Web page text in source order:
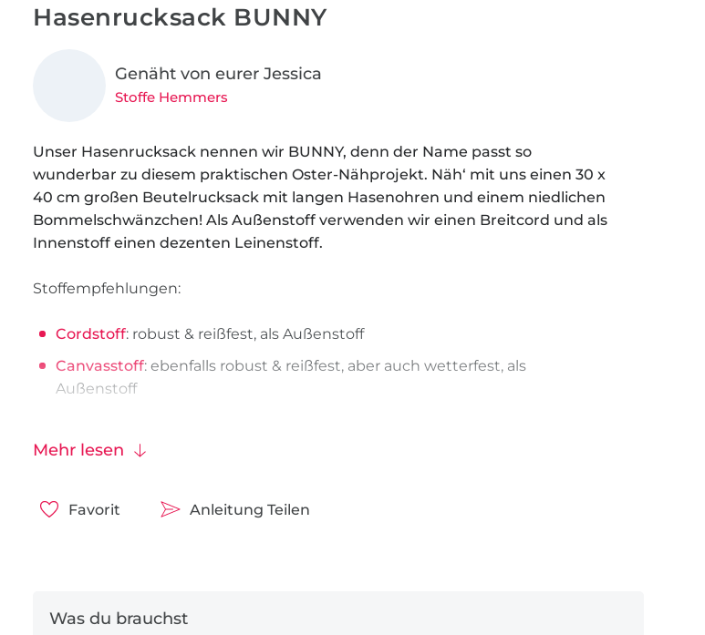
Hasenrucksack BUNNY
Genäht von eurer Jessica
Stoffe Hemmers
Unser Hasenrucksack nennen wir BUNNY, denn der Name passt so
wunderbar zu diesem praktischen Oster-Nähprojekt. Näh‘ mit uns einen 30 x
40 cm großen Beutelrucksack mit langen Hasenohren und einem niedlichen
Bommelschwänzchen! Als Außenstoff verwenden wir einen Breitcord und als
Innenstoff einen dezenten Leinenstoff.
Stoffempfehlungen:
Cordstoff: robust & reißfest, als Außenstoff
Canvasstoff: ebenfalls robust & reißfest, aber auch wetterfest, als
Außenstoff
Kunstleder: robust, glatte, regelmäßige Oberfläche, als Innen- oder
Softshell : wind- und wasserfest, langlebig, als Außenstoff
geeignet.
Mehr lesen
Favorit Anleitung Teilen